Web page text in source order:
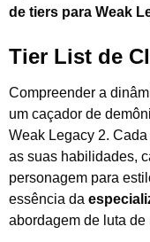
de tiers para Weak
Tier List de
Compreender a
um caçador de
Weak Legacy 2.
as suas habilidades,
personagem para
essência da
abordagem de luta de